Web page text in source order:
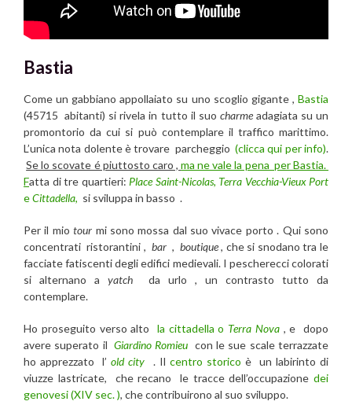
Bastia
Come un gabbiano appollaiato su uno scoglio gigante , Bastia
(45715 abitanti) si rivela in tutto il suo charme adagiata su un
promontorio da cui si può contemplare il traffico marittimo.
L’unica nota dolente è trovare parcheggio(clicca qui per info).
Se lo scovate é piuttosto caro ,ma ne vale la pena per Bastia.
Fatta di tre quartieri: Place Saint-Nicolas, Terra Vecchia-Vieux Port
eCittadella, si sviluppa in basso .
Per il miotour mi sono mossa dal suo vivace porto . Qui sono
concentrati ristorantini , bar , boutique, che si snodano tra le
facciate fatiscenti degli edifici medievali. I pescherecci colorati
si alternano a yatch da urlo , un contrasto tutto da
contemplare.
Ho proseguito verso alto la cittadella o Terra Nova, e dopo
avere superato ilGiardino Romieu con le sue scale terrazzate
ho apprezzato l’old city . Il centro storico è un labirinto di
viuzze lastricate, che recano le tracce dell’occupazione dei
genovesi (XIV sec. ), che contribuirono al suo sviluppo.